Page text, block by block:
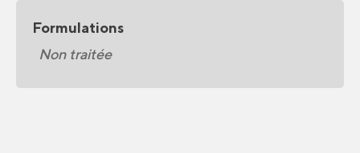
Formulations
Non traitée